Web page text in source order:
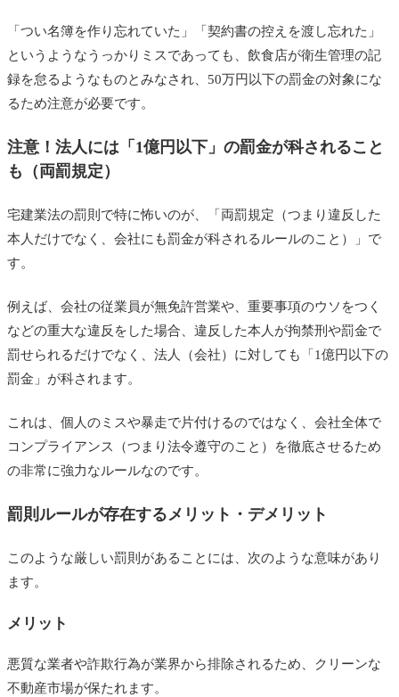
「つい名簿を作り忘れていた」「契約書の控えを渡し忘れた」
というようなうっかりミスであっても、飲食店が衛生管理の記
録を怠るようなものとみなされ、50万円以下の罰金の対象にな
るため注意が必要です。
注意！法人には「1億円以下」の罰金が科されること
も（両罰規定）
宅建業法の罰則で特に怖いのが、「両罰規定（つまり違反した
本人だけでなく、会社にも罰金が科されるルールのこと）」で
す。
例えば、会社の従業員が無免許営業や、重要事項のウソをつく
などの重大な違反をした場合、違反した本人が拘禁刑や罰金で
罰せられるだけでなく、法人（会社）に対しても「1億円以下の
罰金」が科されます。
これは、個人のミスや暴走で片付けるのではなく、会社全体で
コンプライアンス（つまり法令遵守のこと）を徹底させるため
の非常に強力なルールなのです。
罰則ルールが存在するメリット・デメリット
このような厳しい罰則があることには、次のような意味があり
ます。
メリット
悪質な業者や詐欺行為が業界から排除されるため、クリーンな
不動産市場が保たれます。